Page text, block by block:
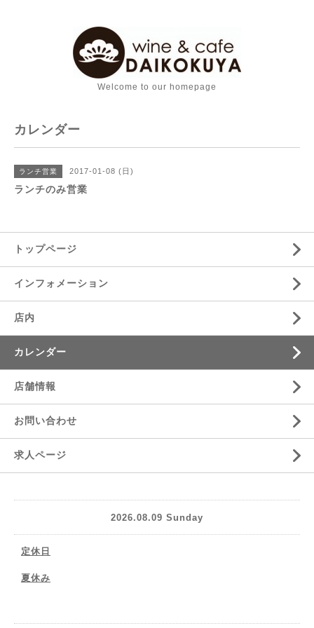
Welcome to our homepage
カレンダー
ランチ営業 2017-01-08 (日)
ランチのみ営業
トップページ
インフォメーション
店内
カレンダー
店舗情報
お問い合わせ
求人ページ
2026.08.09 Sunday
定休日
夏休み